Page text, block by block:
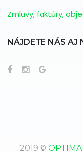
Zmluvy, faktúry,
NÁJDETE NÁS AJ
2019 © OPTIMA